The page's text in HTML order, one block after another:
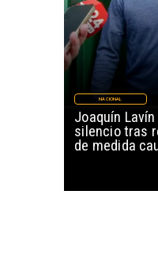
Joaquín
silencio tras
de medida
NACIONAL